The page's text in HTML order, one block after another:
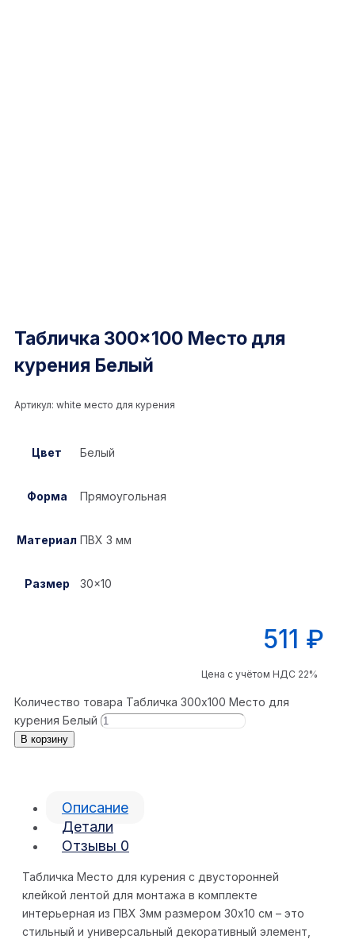
Табличка 300×100 Место для
курения Белый
Артикул: white место для курения
Цвет Белый
Форма Прямоугольная
Материал ПВХ 3 мм
Размер 30×10
511 ₽
Цена с учётом НДС 22%
Количество товара Табличка 300x100 Место для
курения Белый
В корзину
Описание
Детали
Отзывы 0
Табличка Место для курения с двусторонней
клейкой лентой для монтажа в комплекте
интерьерная из ПВХ 3мм размером 30х10 см – это
стильный и универсальный декоративный элемент,